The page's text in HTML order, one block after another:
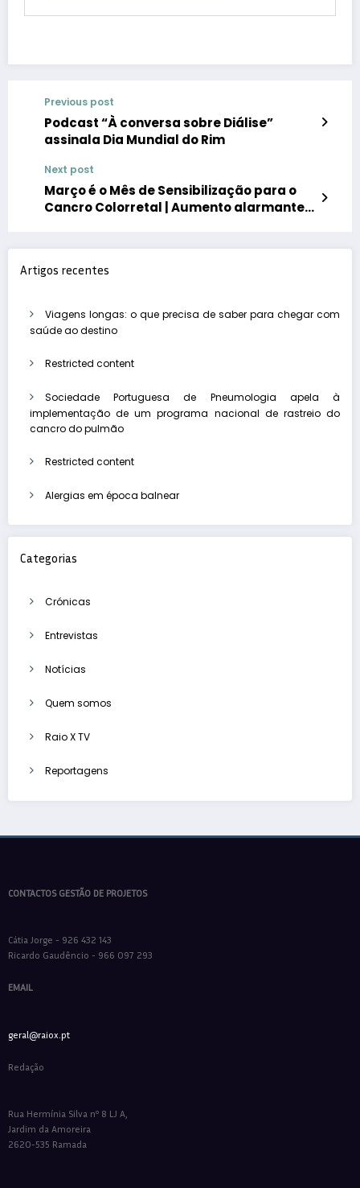
Previous post
Podcast “À conversa sobre Diálise”
assinala Dia Mundial do Rim
Next post
Março é o Mês de Sensibilização para o
Cancro Colorretal | Aumento alarmante
Artigos recentes
Viagens longas: o que precisa de saber para chegar com
saúde ao destino
Restricted content
Sociedade Portuguesa de Pneumologia apela à
implementação de um programa nacional de rastreio do
cancro do pulmão
Restricted content
Alergias em época balnear
Categorias
Crónicas
Entrevistas
Notícias
Quem somos
Raio X TV
Reportagens
CONTACTOS GESTÃO DE PROJETOS
Cátia Jorge - 926 432 143
Ricardo Gaudêncio - 966 097 293
EMAIL
geral@raiox.pt
Redação
Rua Hermínia Silva nº 8 LJ A,
Jardim da Amoreira
2620-535 Ramada